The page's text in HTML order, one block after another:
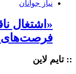
«اشتغال
فرصت‌های
:: تایم لاین